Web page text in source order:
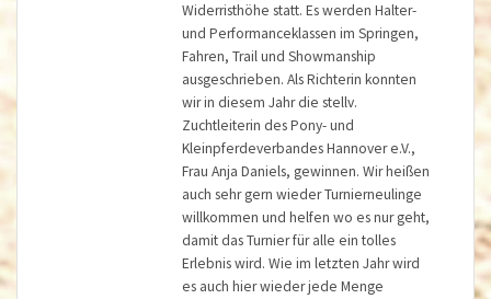
Widerristhöhe statt. Es werden Halter-
und Performanceklassen im Springen,
Fahren, Trail und Showmanship
ausgeschrieben. Als Richterin konnten
wir in diesem Jahr die stellv.
Zuchtleiterin des Pony- und
Kleinpferdeverbandes Hannover e.V.,
Frau Anja Daniels, gewinnen. Wir heißen
auch sehr gern wieder Turnierneulinge
willkommen und helfen wo es nur geht,
damit das Turnier für alle ein tolles
Erlebnis wird. Wie im letzten Jahr wird
es auch hier wieder jede Menge